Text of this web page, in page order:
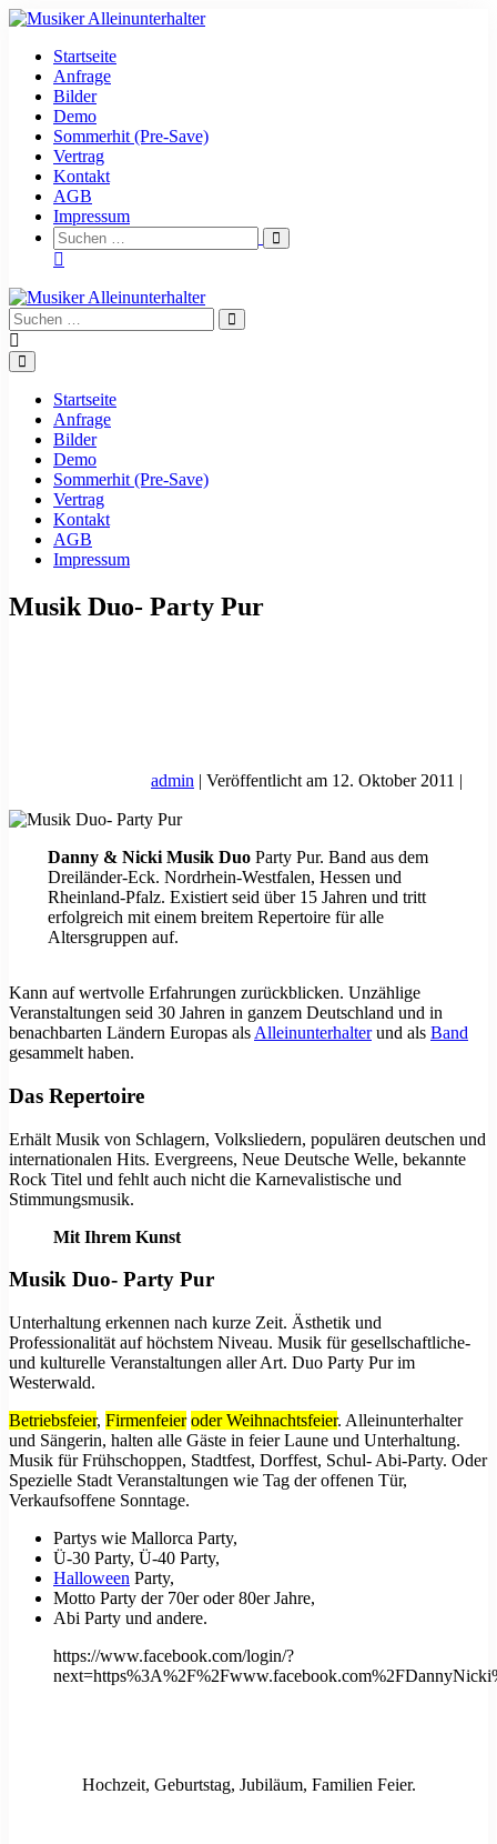
Zum
springenStartseite
Anfrage
Bilder
Demo
Sommerhit (Pre-Save)
Vertrag
Kontakt
AGB
Impressum
Suche-
Schalter
Suchen
nach:
Suche-
Schalter
Suchen
nach:
Menü-
Schalter
Startseite
Anfrage
Bilder
Demo
Sommerhit (Pre-Save)
Vertrag
Kontakt
AGB
Impressum
Musik Duo- Party Pur
admin | Veröffentlicht am 12. Oktober 2011 |
Danny & Nicki Musik Duo Party Pur. Band aus dem
Dreiländer-Eck. Nordrhein-Westfalen, Hessen und
Rheinland-Pfalz. Existiert seid über 15 Jahren und tritt
erfolgreich mit einem breitem Repertoire für alle
Altersgruppen auf.
Kann auf wertvolle Erfahrungen zurückblicken. Unzählige
Veranstaltungen seid 30 Jahren in ganzem Deutschland und in
benachbarten Ländern Europas als Alleinunterhalterund als Band
gesammelt haben.
Das Repertoire
Erhält Musik von Schlagern, Volksliedern, populären deutschen und
internationalen Hits. Evergreens, Neue Deutsche Welle, bekannte
Rock Titel und fehlt auch nicht die Karnevalistische und
Stimmungsmusik.
Mit Ihrem Kunst
Musik Duo- Party Pur
Unterhaltung erkennen nach kurze Zeit. Ästhetik und
Professionalität auf höchstem Niveau. Musik für gesellschaftliche-
und kulturelle Veranstaltungen aller Art. Duo Party Pur im
Westerwald.
Betriebsfeier, Firmenfeier oder Weihnachtsfeier. Alleinunterhalter
und Sängerin, halten alle Gäste in feier Laune und Unterhaltung.
Musik für Frühschoppen, Stadtfest, Dorffest, Schul- Abi-Party. Oder
Spezielle Stadt Veranstaltungen wie Tag der offenen Tür,
Verkaufsoffene Sonntage.
Partys wie Mallorca Party,
Ü-30 Party, Ü-40 Party,
Halloween Party,
Motto Party der 70er oder 80er Jahre,
Abi Party und andere.
https://www.facebook.com/login/?
Hochzeit, Geburtstag, Jubiläum, Familien Feier.